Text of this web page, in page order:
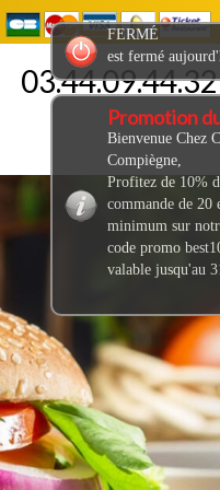
03.44.09.44.32
FERMÉ
est fermé
Promotion
Bienvenue Chez
Compiègne,
Profitez de 10%
commande de 20
minimum sur
code promo
valable jusqu'au